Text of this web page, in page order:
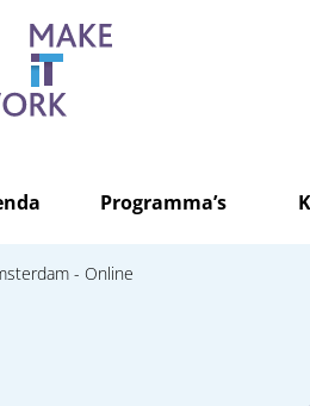
Programma’s
- Online